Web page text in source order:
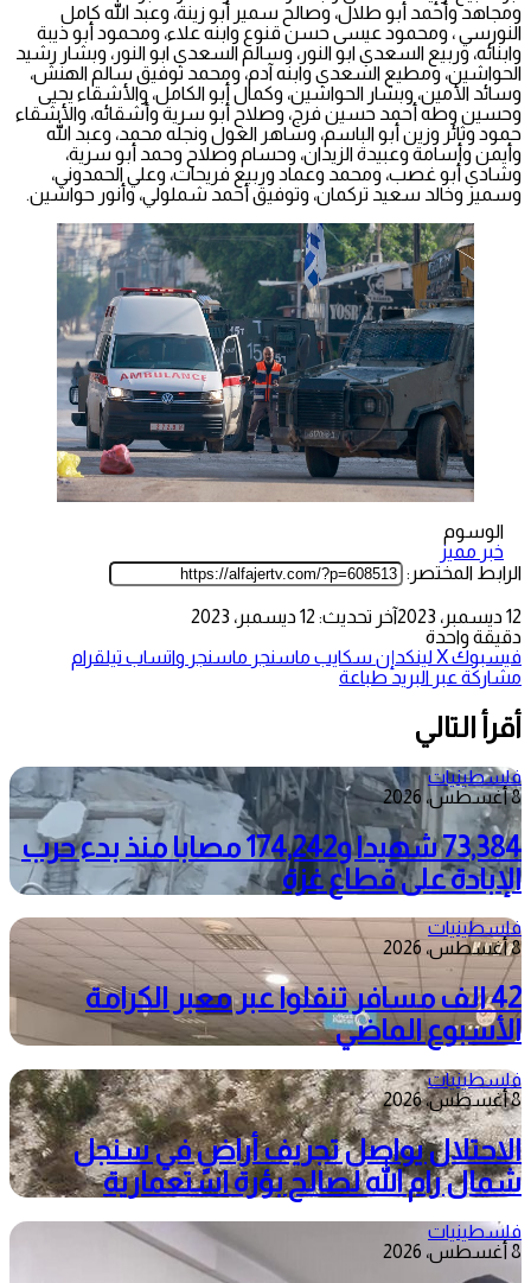
ومجاهد وأحمد أبو طلال، وصالح سمير أبو زينة، وعبد الله كامل
النورسي ، ومحمود عيسى حسن قنوع وابنه علاء، ومحمود أبو ذيبة
وابنائه، وربيع السعدي ابو النور، وسالم السعدي ابو النور، وبشار رشيد
الحواشين، ومطيع السعدي وابنه آدم، ومحمد توفيق سالم الهنش،
وسائد الأمين، وبشار الحواشين، وكمال أبو الكامل، والأشقاء يحيى
وحسين وطه أحمد حسين فرج، وصلاح أبو سرية وأشقائه، والأشقاء
حمود وثائر وزين أبو الباسم، وساهر الغول ونجله محمد، وعبد الله
وأيمن وأسامة وعبيدة الزيدان، وحسام وصلاح وحمد أبو سرية،
وشادي أبو غصب، ومحمد وعماد وربيع فريحات، وعلي الحمدوني،
وسمير وخالد سعيد تركمان، وتوفيق أحمد شملولي، وأنور حواشين.
الوسوم
خبر مميز
الرابط المختصر:
12 ديسمبر، 2023
آخر تحديث: 12 ديسمبر، 2023
دقيقة واحدة
فيسبوك‫Xلينكدإن سكايب ماسنجر ماسنجر واتساب تيلقرام
مشاركة عبر البريد طباعة
أقرأ التالي
فلسطينيات
8 أغسطس، 2026
73,384 شهيدا و174,242 مصابا منذ بدء حرب
الإبادة على قطاع غزة
فلسطينيات
8 أغسطس، 2026
42 الف مسافر تنقلوا عبر معبر الكرامة
الأسبوع الماضي
فلسطينيات
8 أغسطس، 2026
الاحتلال يواصل تجريف أراضٍ في سنجل
شمال رام الله لصالح بؤرة استعمارية
فلسطينيات
8 أغسطس، 2026